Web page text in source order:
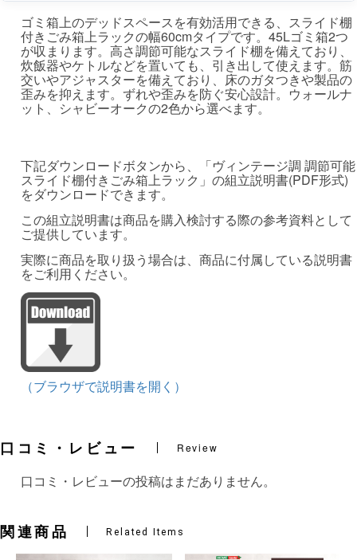
ゴミ箱上のデッドスペースを有効活用できる、スライド棚
付きごみ箱上ラックの幅60cmタイプです。45Lゴミ箱2つ
が収まります。高さ調節可能なスライド棚を備えており、
炊飯器やケトルなどを置いても、引き出して使えます。筋
交いやアジャスターを備えており、床のガタつきや製品の
歪みを抑えます。ずれや歪みを防ぐ安心設計。ウォールナ
ット、シャビーオークの2色から選べます。
下記ダウンロードボタンから、「ヴィンテージ調 調節可能
スライド棚付きごみ箱上ラック」の組立説明書(PDF形式)
をダウンロードできます。
この組立説明書は商品を購入検討する際の参考資料として
ご提供しています。
実際に商品を取り扱う場合は、商品に付属している説明書
をご利用ください。
（ブラウザで説明書を開く）
口コミ・レビュー Review
口コミ・レビューの投稿はまだありません。
関連商品 Related Items